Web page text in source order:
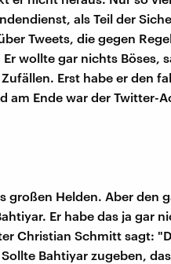
als Teil der
Tweets, die gegen
wollte gar nichts Böses,
Erst habe er den
am Ende war der Twitter-
großen Helden. Aber den
Er habe das ja gar
Christian Schmitt sagt:
Bahtiyar zugeben,